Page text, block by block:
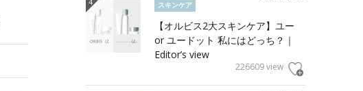
スキンケア
【オルビス2大スキンケア】ユー
or ユードット 私にはどっち？｜
Editor’s view
226609 view